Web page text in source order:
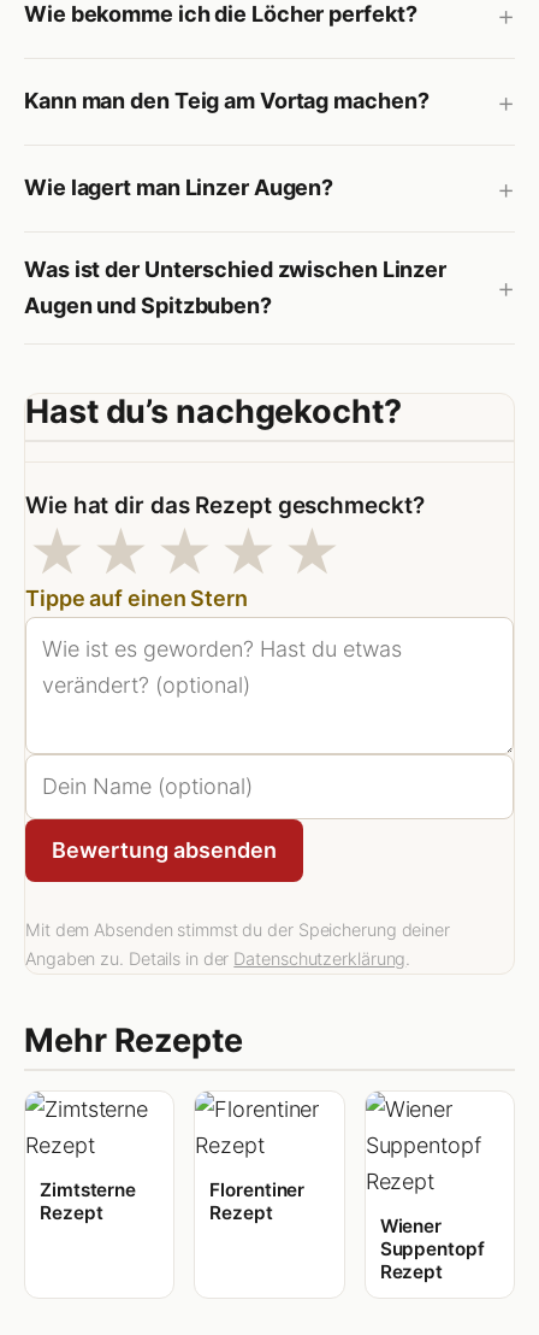
Wie bekomme ich die Löcher perfekt?
Kann man den Teig am Vortag machen?
Wie lagert man Linzer Augen?
Was ist der Unterschied zwischen Linzer
Augen und Spitzbuben?
Hast du’s nachgekocht?
Wie hat dir das Rezept geschmeckt?
★
★ 4 Sterne
★ 3 Sterne
★ 2 Sterne
★ 1 Sterne
Tippe auf einen Stern
Bewertung absenden
Mit dem Absenden stimmst du der Speicherung deiner
Angaben zu. Details in der Datenschutzerklärung
Mehr Rezepte
Zimtsterne
Rezept
Florentiner
Rezept
Wiener
Suppentopf
Rezept